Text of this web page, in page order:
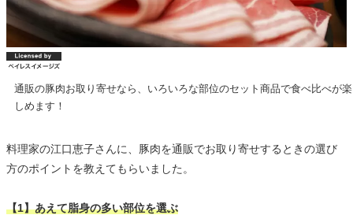
通販の豚肉お取り寄せなら、いろいろな部位のセット商品で食べ比べが楽
しめます！
料理家の江口恵子さんに、豚肉を通販でお取り寄せするときの選び
方のポイントを教えてもらいました。
【1】あえて脂身の多い部位を選ぶ